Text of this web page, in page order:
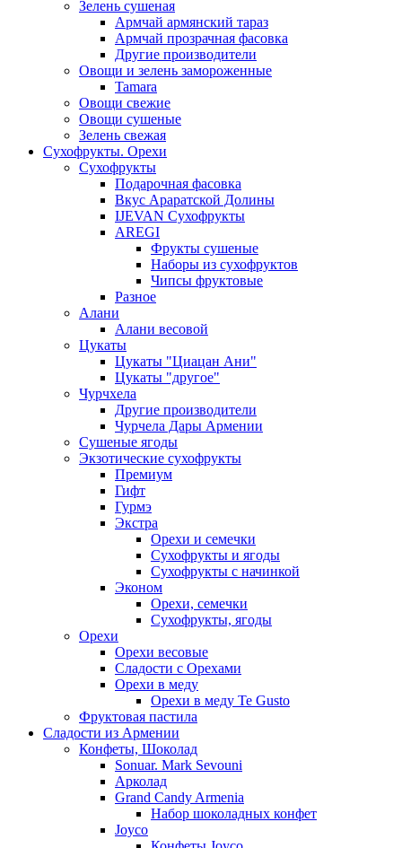
Зелень сушеная
Армчай армянский тараз
Армчай прозрачная фасовка
Другие производители
Овощи и зелень замороженные
Tamara
Овощи свежие
Овощи сушеные
Зелень свежая
Сухофрукты. Орехи
Сухофрукты
Подарочная фасовка
Вкус Араратской Долины
IJEVAN Сухофрукты
AREGI
Фрукты сушеные
Наборы из сухофруктов
Чипсы фруктовые
Разное
Алани
Алани весовой
Цукаты
Цукаты "Циацан Ани"
Цукаты "другое"
Чурчхела
Другие производители
Чурчела Дары Армении
Сушеные ягоды
Экзотические сухофрукты
Премиум
Гифт
Гурмэ
Экстра
Орехи и семечки
Сухофрукты и ягоды
Сухофрукты с начинкой
Эконом
Орехи, семечки
Сухофрукты, ягоды
Орехи
Орехи весовые
Сладости с Орехами
Орехи в меду
Орехи в меду Te Gusto
Фруктовая пастила
Сладости из Армении
Конфеты, Шоколад
Sonuar. Mark Sevouni
Арколад
Grand Candy Armenia
Набор шоколадных конфет
Joyco